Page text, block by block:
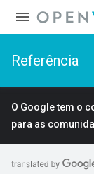
Referência
O Google tem o
para as